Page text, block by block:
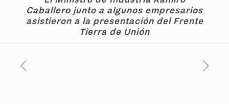
Caballero junto a algunos empresarios
asistieron a la presentación del Frente
Tierra de Unión